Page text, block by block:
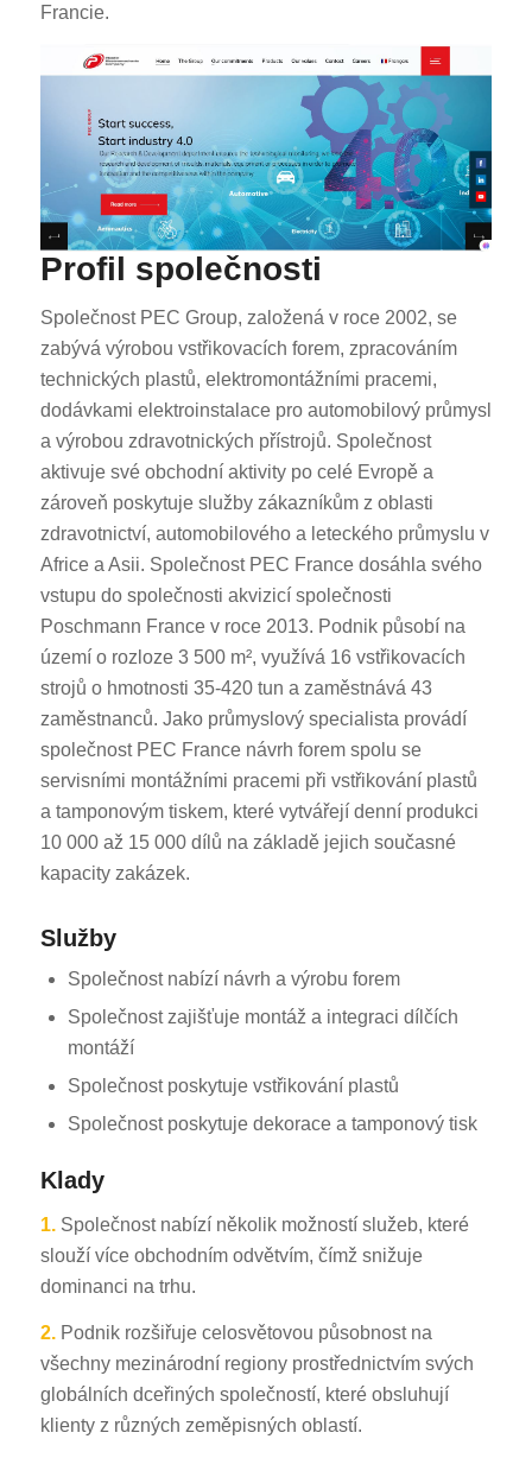
Francie.
Profil společnosti
Společnost PEC Group, založená v roce 2002, se
zabývá výrobou vstřikovacích forem, zpracováním
technických plastů, elektromontážními pracemi,
dodávkami elektroinstalace pro automobilový průmysl
a výrobou zdravotnických přístrojů. Společnost
aktivuje své obchodní aktivity po celé Evropě a
zároveň poskytuje služby zákazníkům z oblasti
zdravotnictví, automobilového a leteckého průmyslu v
Africe a Asii. Společnost PEC France dosáhla svého
vstupu do společnosti akvizicí společnosti
Poschmann France v roce 2013. Podnik působí na
území o rozloze 3 500 m², využívá 16 vstřikovacích
strojů o hmotnosti 35-420 tun a zaměstnává 43
zaměstnanců. Jako průmyslový specialista provádí
společnost PEC France návrh forem spolu se
servisními montážními pracemi při vstřikování plastů
a tamponovým tiskem, které vytvářejí denní produkci
10 000 až 15 000 dílů na základě jejich současné
kapacity zakázek.
Služby
Společnost nabízí návrh a výrobu forem
Společnost zajišťuje montáž a integraci dílčích
montáží
Společnost poskytuje vstřikování plastů
Společnost poskytuje dekorace a tamponový tisk
Klady
1.Společnost nabízí několik možností služeb, které
slouží více obchodním odvětvím, čímž snižuje
dominanci na trhu.
2.Podnik rozšiřuje celosvětovou působnost na
všechny mezinárodní regiony prostřednictvím svých
globálních dceřiných společností, které obsluhují
klienty z různých zeměpisných oblastí.